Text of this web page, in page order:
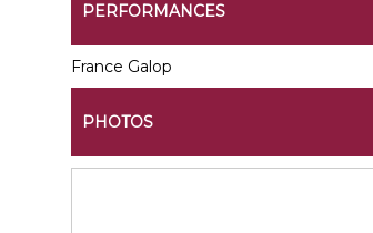
PERFORMANCES
France Galop
PHOTOS